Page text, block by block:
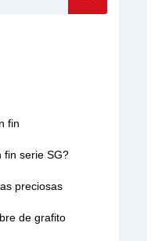
fin
fin serie SG?
preciosas
de grafito